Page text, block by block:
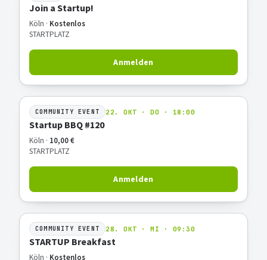
Join a Startup!
Köln · Kostenlos
STARTPLATZ
Anmelden
COMMUNITY EVENT 22. OKT · DO · 18:00
Startup BBQ #120
Köln · 10,00 €
STARTPLATZ
Anmelden
COMMUNITY EVENT 28. OKT · MI · 09:30
STARTUP Breakfast
Köln · Kostenlos